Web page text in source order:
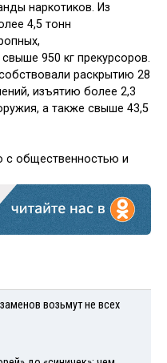
наркотиков. Из
4,5 тонн
950 кг прекурсоров.
раскрытию 28
изъятию более 2,3
а также свыше 43,5
с общественностью и
возьмут не всех